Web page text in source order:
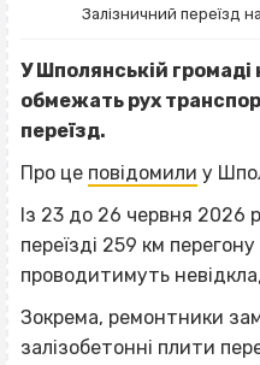
Залізничний переїзд
У Шполянській громаді
обмежать рух
переїзд.
Про це повідомили у
Із 23 до 26 червня 2026
переїзді 259 км
проводитимуть
Зокрема, ремонтники
залізобетонні плити